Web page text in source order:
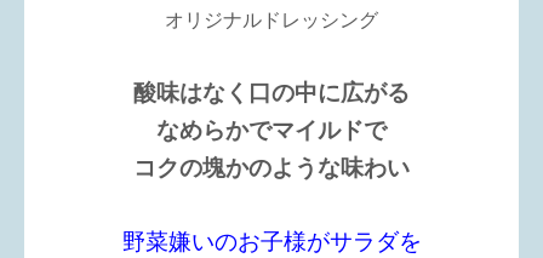
オリジナルドレッシング
酸味はなく 口の中に広がる
なめらかでマイルドで
コクの塊かのような味わい
野菜嫌いのお子様がサラダを